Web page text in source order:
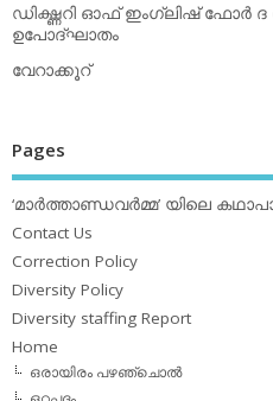
ഡിക്ഷ്ണറി ഓഫ് ഇംഗ്ലിഷ് ഫോര്‍
ഉപോദ്ഘാതം
വേറാക്കൂറ്
Pages
‘മാര്‍ത്താണ്ഡവര്‍മ്മ’ യിലെ
Contact Us
Correction Policy
Diversity Policy
Diversity staffing Report
Home
ഒരായിരം പഴഞ്ചൊല്‍